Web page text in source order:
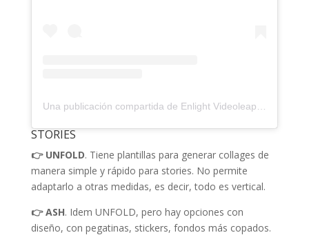
STORIES
👉 UNFOLD. Tiene plantillas para generar collages de
manera simple y rápido para stories. No permite
adaptarlo a otras medidas, es decir, todo es vertical.
👉 ASH. Idem UNFOLD, pero hay opciones con
diseño, con pegatinas, stickers, fondos más copados.